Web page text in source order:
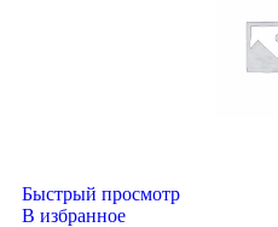
Быстрый просмотр
В избранное